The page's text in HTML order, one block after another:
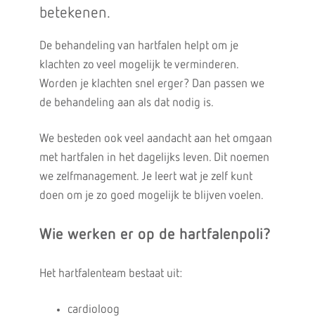
betekenen.
De behandeling van hartfalen helpt om je
klachten zo veel mogelijk te verminderen.
Worden je klachten snel erger? Dan passen we
de behandeling aan als dat nodig is.
We besteden ook veel aandacht aan het omgaan
met hartfalen in het dagelijks leven. Dit noemen
we zelfmanagement. Je leert wat je zelf kunt
doen om je zo goed mogelijk te blijven voelen.
Wie werken er op de hartfalenpoli?
Het hartfalenteam bestaat uit:
cardioloog